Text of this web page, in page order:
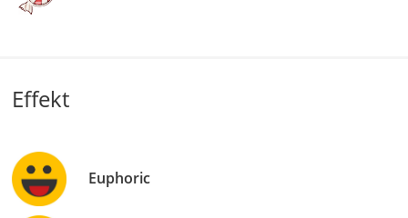
Effekt
Euphoric